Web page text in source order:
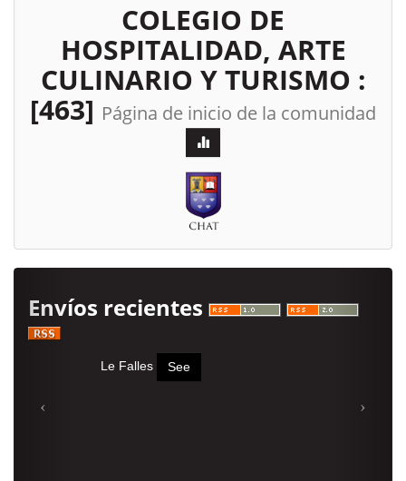
COLEGIO DE
HOSPITALIDAD, ARTE
CULINARIO Y TURISMO :
[463] Página de inicio de la comunidad
Envíos recientes
Le Falles See